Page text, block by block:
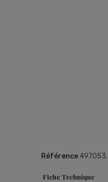
Référence
Fiche Technique